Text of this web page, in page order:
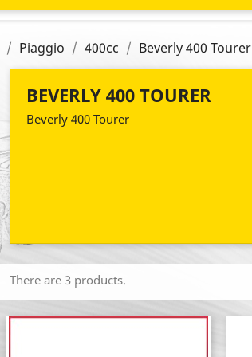
Piaggio 400cc Beverly 400 Tourer
BEVERLY 400 TOURER
Beverly 400 Tourer
There are 3 products.